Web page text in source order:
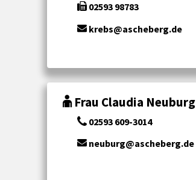
02593 98783
krebs@ascheberg.de
Frau Claudia Neuburg
02593 609-3014
neuburg@ascheberg.de